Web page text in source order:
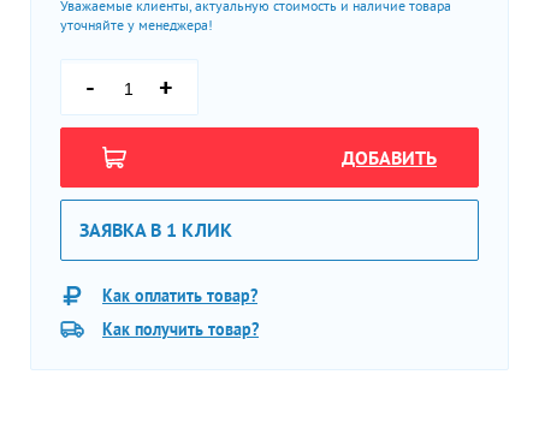
Уважаемые клиенты, актуальную стоимость и наличие товара
уточняйте у менеджера!
- +
ДОБАВИТЬ
ЗАЯВКА В 1 КЛИК
Как оплатить товар?
Как получить товар?